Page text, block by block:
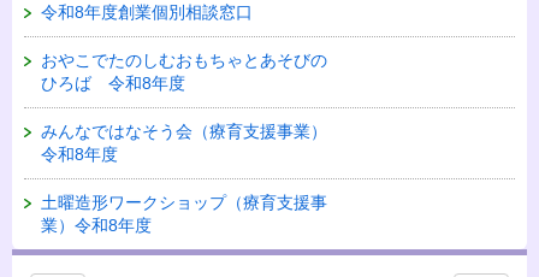
令和8年度創業個別相談窓口
おやこでたのしむおもちゃとあそびの
ひろば 令和8年度
みんなではなそう会（療育支援事業）
令和8年度
土曜造形ワークショップ（療育支援事
業）令和8年度